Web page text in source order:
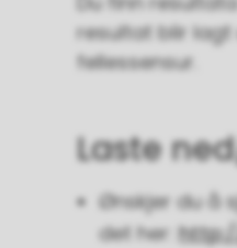
resultat blir
fellessensur.
Laste
Ønskjer du å
det her: